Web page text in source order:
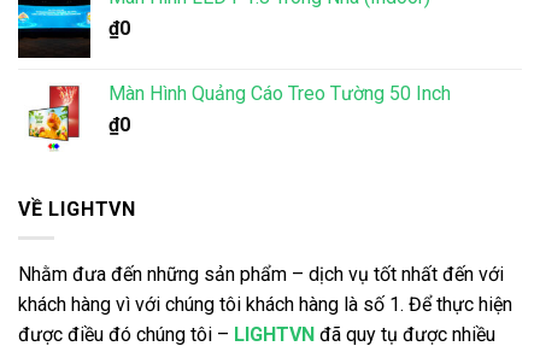
₫0
Màn Hình Quảng Cáo Treo Tường 50 Inch
₫0
VỀ LIGHTVN
Nhằm đưa đến những sản phẩm – dịch vụ tốt nhất đến với
khách hàng vì với chúng tôi khách hàng là số 1. Để thực hiện
được điều đó chúng tôi – LIGHTVN đã quy tụ được nhiều